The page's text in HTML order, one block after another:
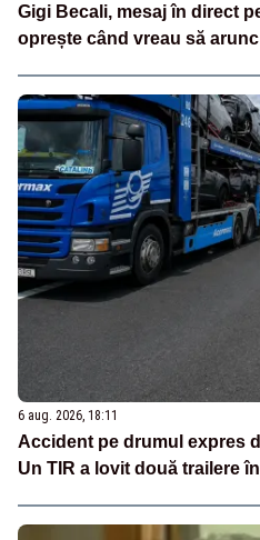
Gigi Becali, mesaj în direct
oprește când vreau să
6 aug. 2026, 18:11
Accident pe drumul expres
Un TIR a lovit două trailere